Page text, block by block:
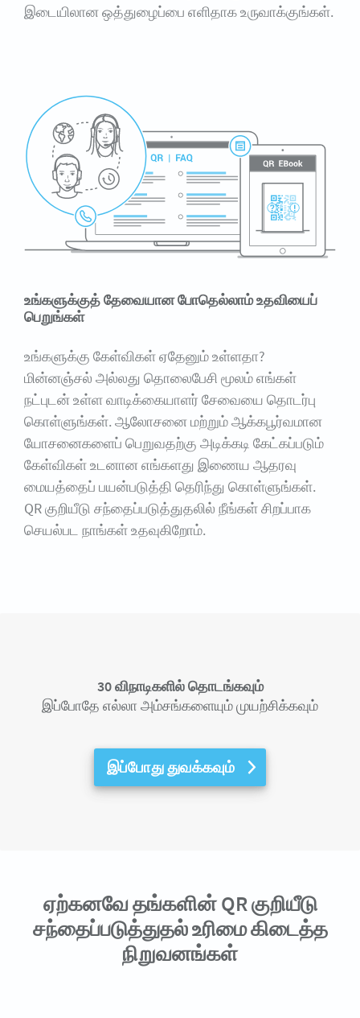
இடையிலான ஒத்துழைப்பை எளிதாக உருவாக்குங்கள்.
உங்களுக்குத் தேவையான போதெல்லாம் உதவியைப்
பெறுங்கள்
உங்களுக்கு கேள்விகள் ஏதேனும் உள்ளதா?
மின்னஞ்சல் அல்லது தொலைபேசி மூலம் எங்கள்
நட்புடன் உள்ள வாடிக்கையாளர் சேவையை தொடர்பு
கொள்ளுங்கள். ஆலோசனை மற்றும் ஆக்கபூர்வமான
யோசனைகளைப் பெறுவதற்கு அடிக்கடி கேட்கப்படும்
கேள்விகள் உடனான எங்களது இணைய ஆதரவு
மையத்தைப் பயன்படுத்தி தெரிந்து கொள்ளுங்கள்.
QR குறியீடு சந்தைப்படுத்துதலில் நீங்கள் சிறப்பாக
செயல்பட நாங்கள் உதவுகிறோம்.
30 விநாடிகளில் தொடங்கவும்
இப்போதே எல்லா அம்சங்களையும் முயற்சிக்கவும்
இப்போது துவக்கவும்
ஏற்கனவே தங்களின் QR குறியீடு
சந்தைப்படுத்துதல் உரிமை கிடைத்த
நிறுவனங்கள்